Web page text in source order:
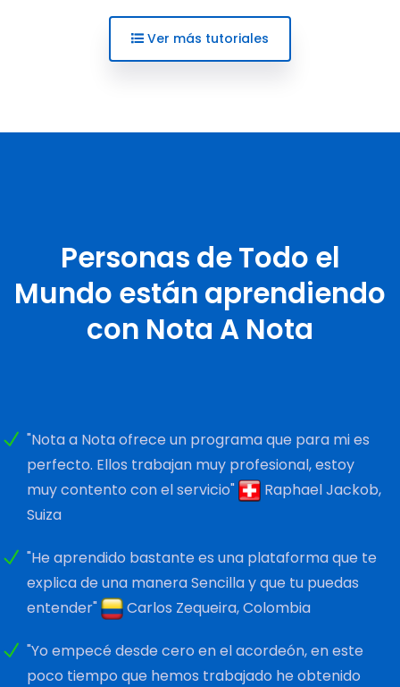
Ver más tutoriales
Personas de Todo el
Mundo están aprendiendo
con Nota A Nota
"Nota a Nota ofrece un programa que para mi es
perfecto. Ellos trabajan muy profesional, estoy
muy contento con el servicio"
Raphael Jackob,
Suiza
"He aprendido bastante es una plataforma que te
explica de una manera Sencilla y que tu puedas
entender"
Carlos Zequeira, Colombia
"Yo empecé desde cero en el acordeón, en este
poco tiempo que hemos trabajado he obtenido